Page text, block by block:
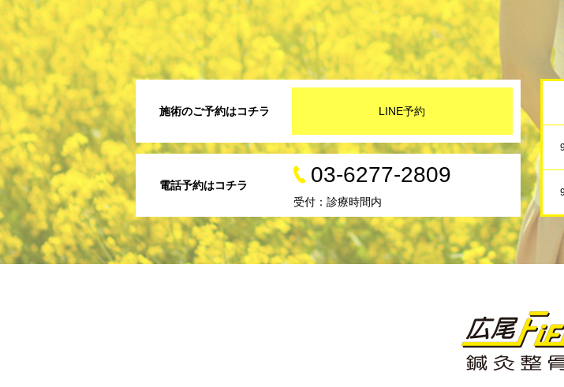
施術のご予約はコチラ LINE予約
電話予約はコチラ 03-6277-2809
受付：診療時間内